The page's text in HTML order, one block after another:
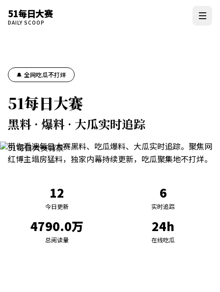
51每日大赛
DAILY SCOOP
🔔 全网吃瓜不打烊
51每日大赛
黑料 · 爆料 · 大瓜实时追踪
带你看遍每日大赛黑料、吃瓜爆料、大瓜实时追踪。聚焦网
红博主塌房猛料，独家内幕持续更新，吃瓜聚集地不打烊。
12
今日更新
6
实时追踪
4790.0万
总阅读量
24h
在线吃瓜